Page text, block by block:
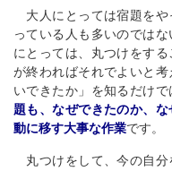
大人にとっては宿題をや
っている人も多いのでは
にとっては、丸つけをす
が終わればそれでよいと
いできたか」を知るだけで
題も、なぜできたのか、
動に移す大事な作業です。
丸つけをして、今の自分